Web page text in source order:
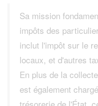
Sa mission
impôts des
inclut l'impôt sur le
locaux, et d'autres
En plus de la
est également